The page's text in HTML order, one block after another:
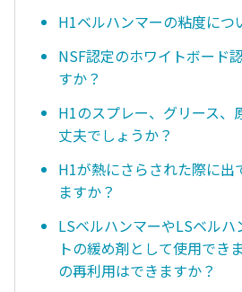
H1ベルハンマーの粘度につ
NSF認定のホワイトボード
すか？
H1のスプレー、グリース、
丈夫でしょうか？
H1が熱にさらされた際に出
ますか？
LSベルハンマーやLSベルハ
トの緩め剤として使用でき
の再利用はできますか？